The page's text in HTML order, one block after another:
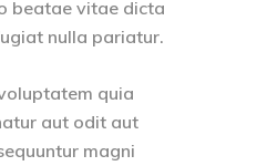
beatae vitae dicta
nulla pariatur.
quia
aut odit aut
magni